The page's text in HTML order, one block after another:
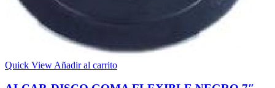
Quick View Añadir al carrito